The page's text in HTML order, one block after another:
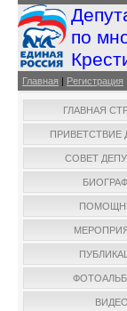
по
Главная | Регистрация
ГЛАВНАЯ
ПРИВЕТСТВИЕ
СОВЕТ
ВИДЕО